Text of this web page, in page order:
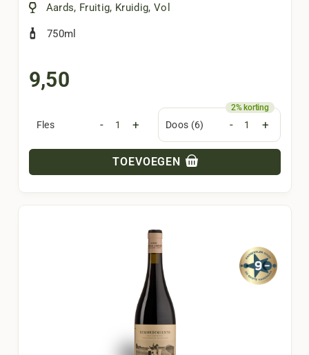
Aards, Fruitig, Kruidig,Vol
750ml
9,50
Fles - + Doos (6) - +
TOEVOEGEN